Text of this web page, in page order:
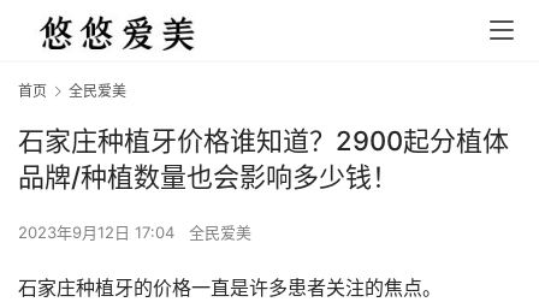
首页 全民爱美
石家庄种植牙价格谁知道？2900起分植体
品牌/种植数量也会影响多少钱！
2023年9月12日 17:04 全民爱美
石家庄种植牙的价格一直是许多患者关注的焦点。